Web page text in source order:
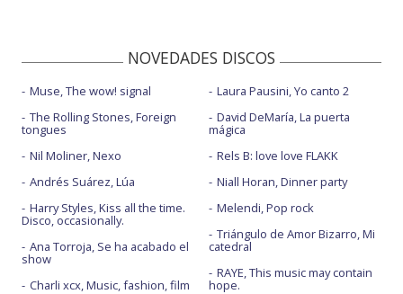
NOVEDADES DISCOS
Muse, The wow! signal
The Rolling Stones, Foreign
tongues
Nil Moliner, Nexo
Andrés Suárez, Lúa
Harry Styles, Kiss all the time.
Disco, occasionally.
Ana Torroja, Se ha acabado el
show
Charli xcx, Music, fashion, film
Laura Pausini, Yo canto 2
David DeMaría, La puerta
mágica
Rels B: love love FLAKK
Niall Horan, Dinner party
Melendi, Pop rock
Triángulo de Amor Bizarro, Mi
catedral
RAYE, This music may contain
hope.